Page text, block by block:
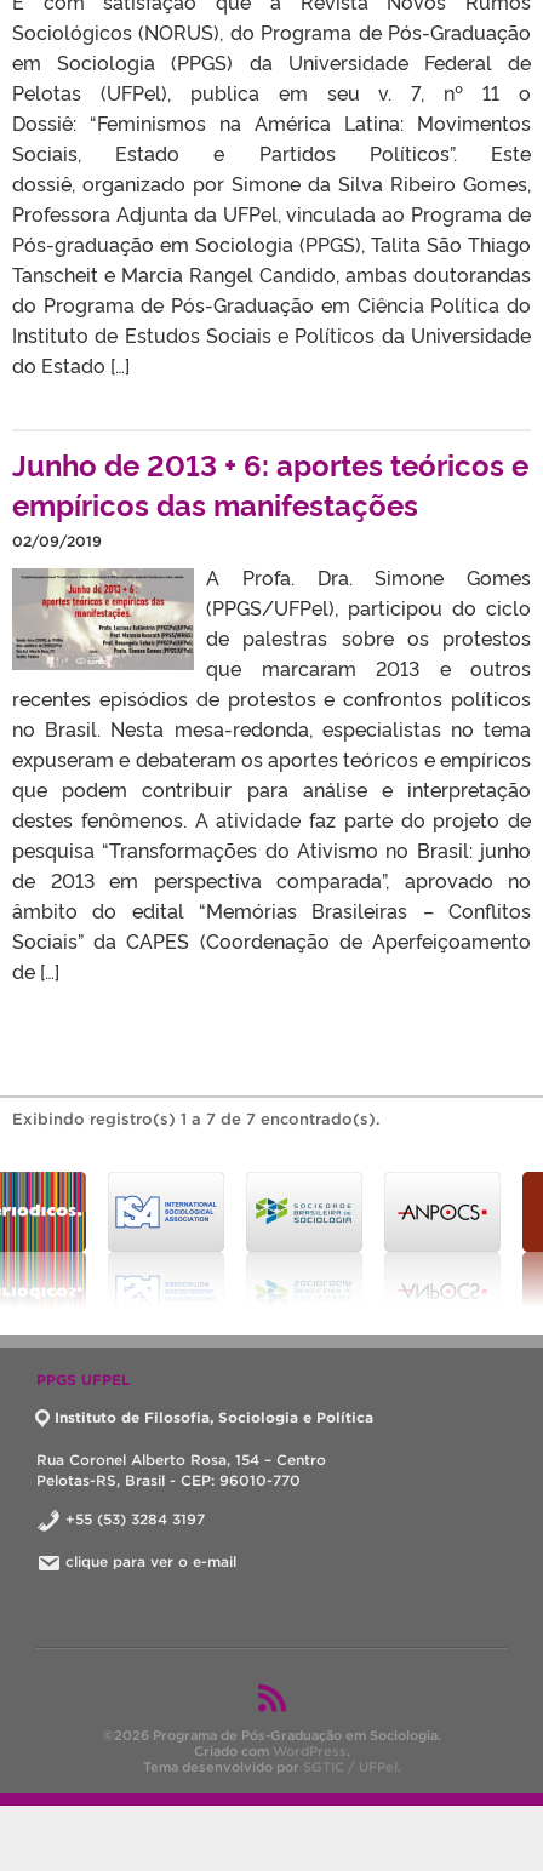
Sociológicos (NORUS), do Programa de Pós-Graduação
em Sociologia (PPGS) da Universidade Federal de
Pelotas (UFPel), publica em seu v. 7, nº 11 o
Dossiê: “Feminismos na América Latina: Movimentos
Sociais, Estado e Partidos Políticos”. Este
dossiê, organizado por Simone da Silva Ribeiro Gomes,
Professora Adjunta da UFPel, vinculada ao Programa de
Pós-graduação em Sociologia (PPGS), Talita São Thiago
Tanscheit e Marcia Rangel Candido, ambas doutorandas
do Programa de Pós-Graduação em Ciência Política do
Instituto de Estudos Sociais e Políticos da Universidade
do Estado […]
Junho de 2013 + 6: aportes teóricos e
empíricos das manifestações
02/09/2019
A Profa. Dra. Simone Gomes
(PPGS/UFPel), participou do ciclo
de palestras sobre os protestos
que marcaram 2013 e outros
recentes episódios de protestos e confrontos políticos
no Brasil. Nesta mesa-redonda, especialistas no tema
expuseram e debateram os aportes teóricos e empíricos
que podem contribuir para análise e interpretação
destes fenômenos. A atividade faz parte do projeto de
pesquisa “Transformações do Ativismo no Brasil: junho
de 2013 em perspectiva comparada”, aprovado no
âmbito do edital “Memórias Brasileiras – Conflitos
Sociais” da CAPES (Coordenação de Aperfeiçoamento
de […]
Exibindo registro(s) 1 a 7 de 7 encontrado(s).
PPGS UFPEL
Instituto de Filosofia, Sociologia e Política
Rua Coronel Alberto Rosa, 154 – Centro
Pelotas-RS, Brasil - CEP: 96010-770
+55 (53) 3284 3197
clique para ver o e-mail
©2026 Programa de Pós-Graduação em Sociologia.
Criado com WordPress.
Tema desenvolvido por SGTIC / UFPel.